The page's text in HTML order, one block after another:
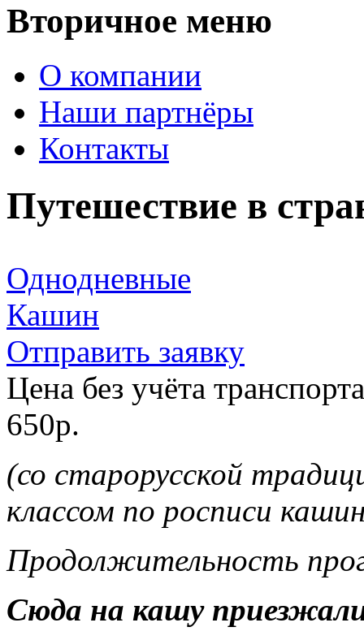
Вторичное меню
О компании
Наши партнёры
Контакты
Путешествие в
Однодневные
Кашин
Отправить заявку
Цена без учёта
650р.
(со старорусской
классом по росписи
Продолжительность
Сюда на кашу